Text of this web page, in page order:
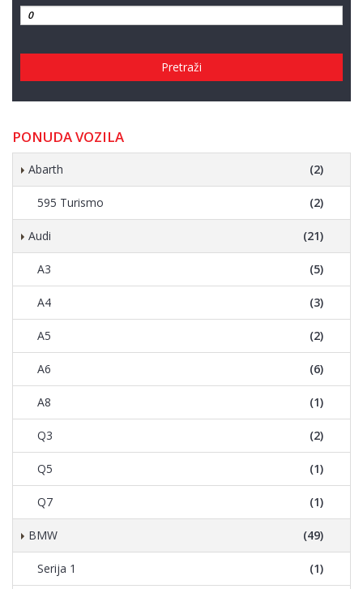
Pretraži
PONUDA VOZILA
Abarth (2)
595 Turismo (2)
Audi (21)
A3 (5)
A4 (3)
A5 (2)
A6 (6)
A8 (1)
Q3 (2)
Q5 (1)
Q7 (1)
BMW (49)
Serija 1 (1)